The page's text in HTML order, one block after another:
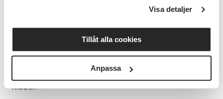
Visa detaljer
Tillåt alla cookies
Anpassa
avslappningsövningar. Däremellan mjukar vi upp
kroppen med medveten närvaro i olika delar av
kroppen. För att sedan dansa till olika rörelserytmer,
som alla har sin rörelseupplevelse. Vi dansar med
fördel barfota eller i en tunn mjuk sko och i bekväma
kläder.